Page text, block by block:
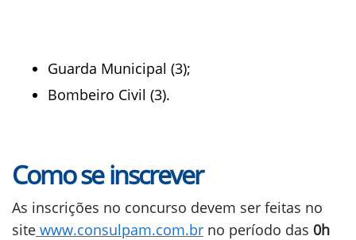
Guarda Municipal (3);
Bombeiro Civil (3).
Como se inscrever
As inscrições no concurso devem ser feitas no
site www.consulpam.com.br no período das 0h